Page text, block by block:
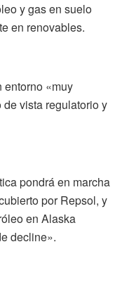
y gas en suelo
en renovables.
entorno «muy
vista regulatorio y
pondrá en marcha
por Repsol, y
en Alaska
decline».